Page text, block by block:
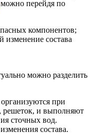
можно перейдя по
компонентов;
изменение состава
можно разделить
при
решеток, и выполняют
сточных вод.
состава.